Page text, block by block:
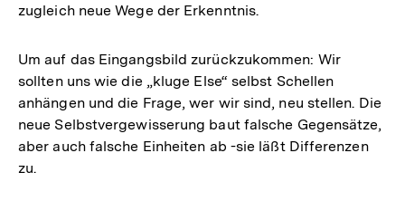
zugleich neue Wege der Erkenntnis.
Um auf das Eingangsbild zurückzukommen: Wir
sollten uns wie die „kluge Else“ selbst Schellen
anhängen und die Frage, wer wir sind, neu stellen. Die
neue Selbstvergewisserung baut falsche Gegensätze,
aber auch falsche Einheiten ab -sie läßt Differenzen
zu.